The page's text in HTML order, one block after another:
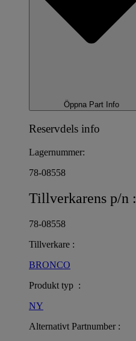
Öppna Part Info
Reservdels info
Lagernummer:
78-08558
Tillverkarens p/n :
78-08558
Tillverkare :
BRONCO
Produkt typ :
NY
Alternativt Partnumber :